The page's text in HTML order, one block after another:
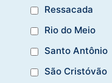
Ressacada
Rio do Meio
Santo Antônio
São Cristóvão